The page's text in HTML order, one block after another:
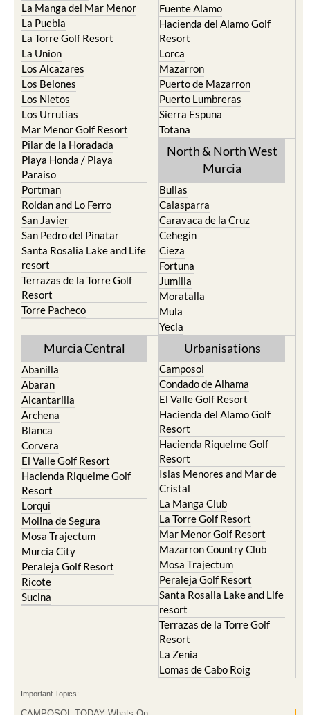
La Manga del Mar Menor
La Puebla
La Torre Golf Resort
La Union
Los Alcazares
Los Belones
Los Nietos
Los Urrutias
Mar Menor Golf Resort
Pilar de la Horadada
Playa Honda / Playa
Paraiso
Portman
Roldan and Lo Ferro
San Javier
San Pedro del Pinatar
Santa Rosalia Lake and Life
resort
Terrazas de la Torre Golf
Resort
Torre Pacheco
Fuente Alamo
Hacienda del Alamo Golf
Resort
Lorca
Mazarron
Puerto de Mazarron
Puerto Lumbreras
Sierra Espuna
Totana
North & North West
Murcia
Bullas
Calasparra
Caravaca de la Cruz
Cehegin
Cieza
Fortuna
Jumilla
Moratalla
Mula
Yecla
Murcia Central
Abanilla
Abaran
Alcantarilla
Archena
Blanca
Corvera
El Valle Golf Resort
Hacienda Riquelme Golf
Resort
Lorqui
Molina de Segura
Mosa Trajectum
Murcia City
Peraleja Golf Resort
Ricote
Sucina
Urbanisations
Camposol
Condado de Alhama
El Valle Golf Resort
Hacienda del Alamo Golf
Resort
Hacienda Riquelme Golf
Resort
Islas Menores and Mar de
Cristal
La Manga Club
La Torre Golf Resort
Mar Menor Golf Resort
Mazarron Country Club
Mosa Trajectum
Peraleja Golf Resort
Santa Rosalia Lake and Life
resort
Terrazas de la Torre Golf
Resort
La Zenia
Lomas de Cabo Roig
Important Topics: